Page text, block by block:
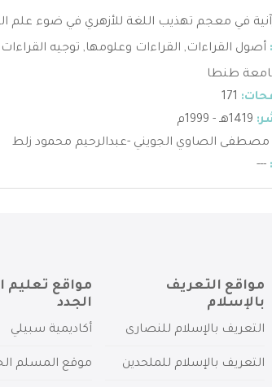
في معجم تهذيب اللغة للأزهري في ضوء علم
أصول القراءات, القراءات وعلومها, توجيه القراءات
طنطا
مصطفى الصاوي الجويني -عبدالرحيم محمود زلط
---
مواقع التعريف
بالإسلام
التعريف بالإسلام للنصارى
التعريف بالإسلام للملحدين
مواقع تعليم
الجدد
أكاديمية سبيلي
موقع المسلم